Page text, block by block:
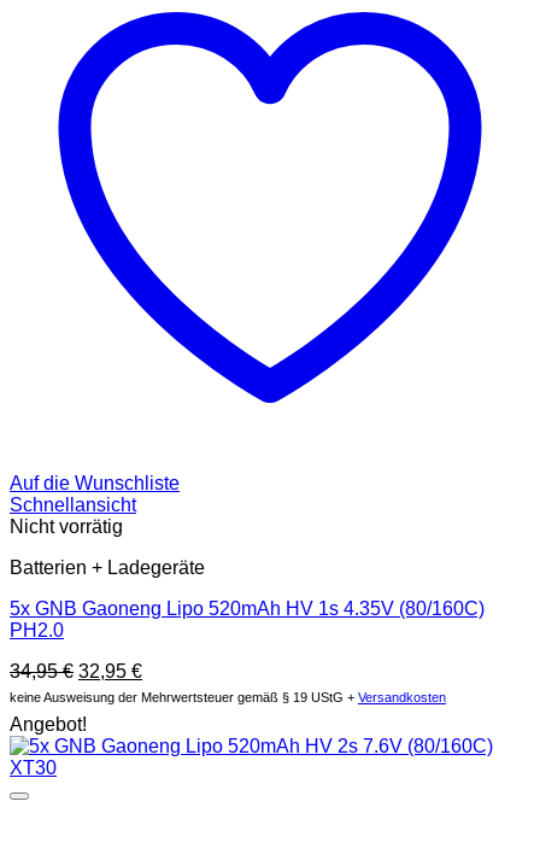
Auf die Wunschliste
Schnellansicht
Nicht vorrätig
Batterien + Ladegeräte
5x GNB Gaoneng Lipo 520mAh HV 1s 4.35V (80/160C)
PH2.0
34,95€ Ursprünglicher
Preis
war:
34,95 €
32,95 €Aktueller
Preis
32,95 €.
keine Ausweisung der Mehrwertsteuer gemäß § 19 UStG + Versandkosten
Angebot!